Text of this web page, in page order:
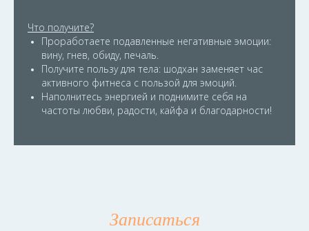
Что получите?
Проработаете подавленные негативные эмоции:
вину, гнев, обиду, печаль.
Получите пользу для тела: шодхан заменяет час
активного фитнеса с пользой для эмоций.
Наполнитесь энергией и поднимите себя на
частоты любви, радости, кайфа и благодарности!
Записаться